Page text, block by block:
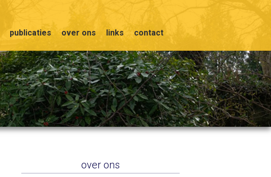
publicaties over ons links contact
over ons